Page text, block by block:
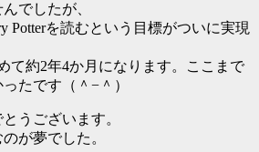
でしたが、
Potterを読むという目標がついに実現
て約2年4か月になります。ここまで
たです（＾−＾）
うございます。
が夢でした。